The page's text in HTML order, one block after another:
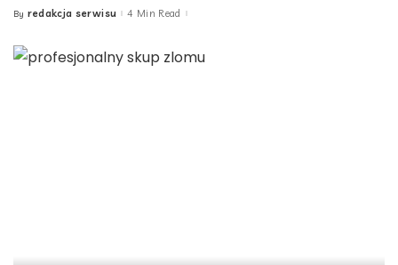
Posted
By redakcja serwisu 4 Min Read